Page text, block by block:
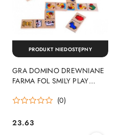
GRA DOMINO DREWNIANE
FARMA FOL SMILY PLAY
(0)
Cena:
23.63
PRODUKT NIEDOSTĘPNY